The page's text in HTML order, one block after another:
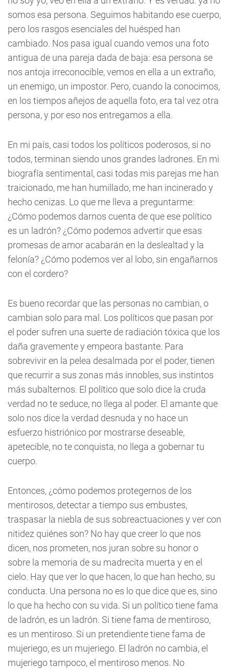
somos esa persona. Seguimos habitando ese cuerpo,
pero los rasgos esenciales del huésped han
cambiado. Nos pasa igual cuando vemos una foto
antigua de una pareja dada de baja: esa persona se
nos antoja irreconocible, vemos en ella a un extraño,
un enemigo, un impostor. Pero, cuando la conocimos,
en los tiempos añejos de aquella foto, era tal vez otra
persona, y por eso nos entregamos a ella.
En mi país, casi todos los políticos poderosos, si no
todos, terminan siendo unos grandes ladrones. En mi
biografía sentimental, casi todas mis parejas me han
traicionado, me han humillado, me han incinerado y
hecho cenizas. Lo que me lleva a preguntarme:
¿Cómo podemos darnos cuenta de que ese político
es un ladrón? ¿Cómo podemos advertir que esas
promesas de amor acabarán en la deslealtad y la
felonía? ¿Cómo podemos ver al lobo, sin engañarnos
con el cordero?
Es bueno recordar que las personas no cambian, o
cambian solo para mal. Los políticos que pasan por
el poder sufren una suerte de radiación tóxica que los
daña gravemente y empeora bastante. Para
sobrevivir en la pelea desalmada por el poder, tienen
que recurrir a sus zonas más innobles, sus instintos
más subalternos. El político que solo dice la cruda
verdad no te seduce, no llega al poder. El amante que
solo nos dice la verdad desnuda y no hace un
esfuerzo histriónico por mostrarse deseable,
apetecible, no te conquista, no llega a gobernar tu
cuerpo.
Entonces, ¿cómo podemos protegernos de los
mentirosos, detectar a tiempo sus embustes,
traspasar la niebla de sus sobreactuaciones y ver con
nitidez quiénes son? No hay que creer lo que nos
dicen, nos prometen, nos juran sobre su honor o
sobre la memoria de su madrecita muerta y en el
cielo. Hay que ver lo que hacen, lo que han hecho, su
conducta. Una persona no es lo que dice que es, sino
lo que ha hecho con su vida. Si un político tiene fama
de ladrón, es un ladrón. Si tiene fama de mentiroso,
es un mentiroso. Si un pretendiente tiene fama de
mujeriego, es un mujeriego. El ladrón no cambia, el
mujeriego tampoco, el mentiroso menos. No